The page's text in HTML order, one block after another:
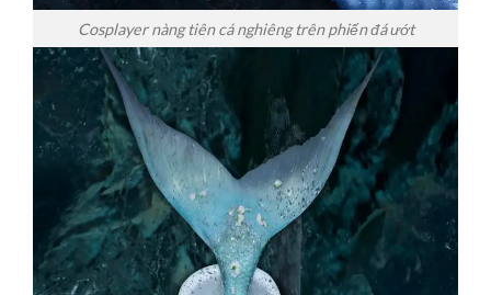
Cosplayer nàng tiên cá nghiêng trên phiến đá ướt